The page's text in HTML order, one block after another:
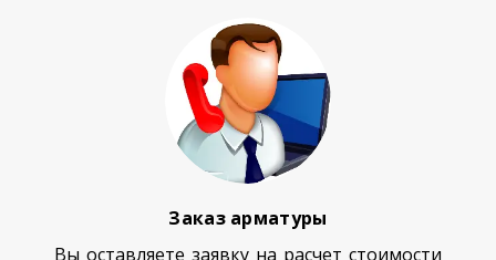
Заказ арматуры
Вы оставляете заявку на расчет стоимости